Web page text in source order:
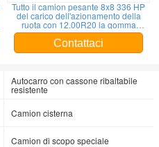
Tutto il camion pesante 8x8 336 HP
del carico dell'azionamento della
ruota con 12.00R20 la gomma
ZZ2317N4677
Contattaci
Autocarro con cassone ribaltabile
resistente
Camion cisterna
Camion di scopo speciale